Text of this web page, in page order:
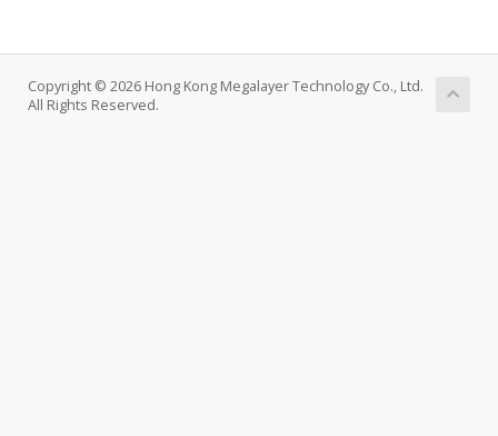
Copyright © 2026 Hong Kong Megalayer Technology Co., Ltd.
All Rights Reserved.